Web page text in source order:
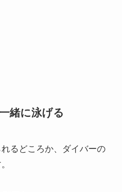
緒に泳げる
るどころか、ダイバーの